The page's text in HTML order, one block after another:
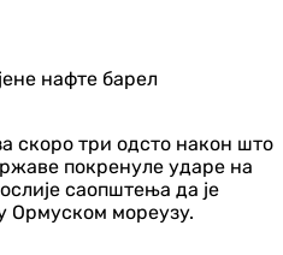
скоро три одсто након што
покренуле ударе на
саопштења да је
Ормуском мореузу.